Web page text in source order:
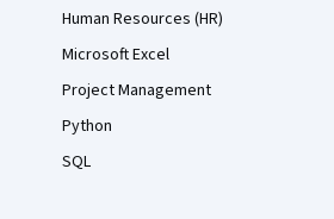
Human Resources (HR)
Microsoft Excel
Project Management
Python
SQL